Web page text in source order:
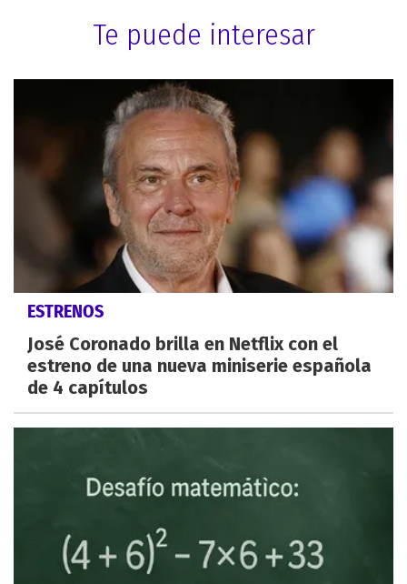
Te puede interesar
ESTRENOS
José Coronado brilla en Netflix con el
estreno de una nueva miniserie española
de 4 capítulos